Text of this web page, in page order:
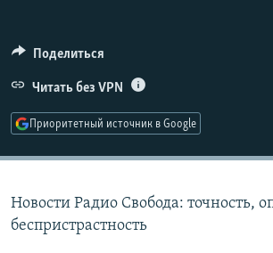
ПОДПИШИТЕСЬ НА РАССЫЛКУ
СОЦИАЛЬНЫЕ СЕТИ
Поделиться
Читать без VPN
Приоритетный источник в Google
Новости Радио Свобода: точность,
беспристрастность